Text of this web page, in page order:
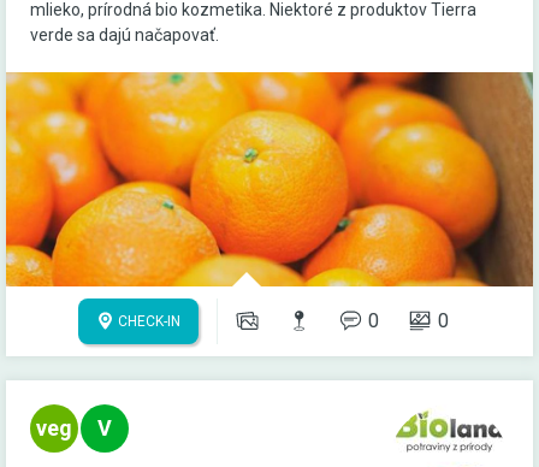
mlieko, prírodná bio kozmetika. Niektoré z produktov Tierra
verde sa dajú načapovať.
CHECK-IN 0 0